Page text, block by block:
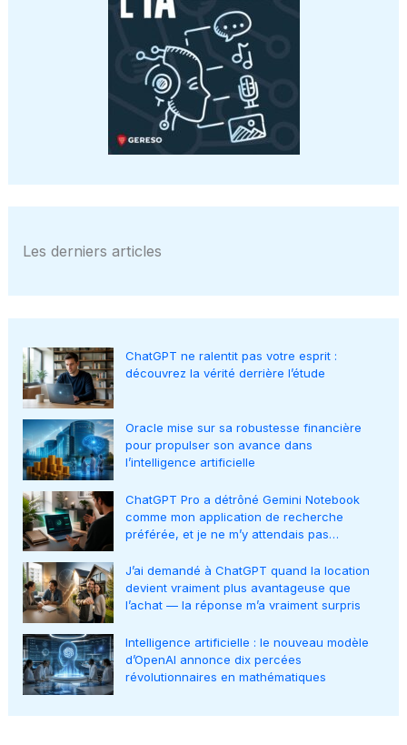
Les derniers articles
ChatGPT ne ralentit pas votre esprit :
découvrez la vérité derrière l’étude
Oracle mise sur sa robustesse financière
pour propulser son avance dans
l’intelligence artificielle
ChatGPT Pro a détrôné Gemini Notebook
comme mon application de recherche
préférée, et je ne m’y attendais pas…
J’ai demandé à ChatGPT quand la location
devient vraiment plus avantageuse que
l’achat — la réponse m’a vraiment surpris
Intelligence artificielle : le nouveau modèle
d’OpenAI annonce dix percées
révolutionnaires en mathématiques